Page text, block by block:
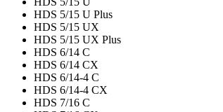
HDS 5/15 U Plus
HDS 5/15 UX
HDS 5/15 UX Plus
HDS 6/14 C
HDS 6/14 CX
HDS 6/14-4 C
HDS 6/14-4 CX
HDS 7/16 C